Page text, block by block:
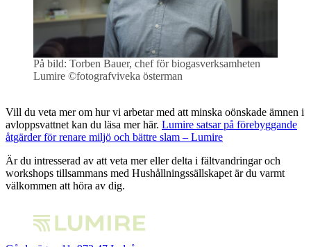
På bild: Torben Bauer, chef för biogasverksamheten
Lumire ©fotografviveka österman
Vill du veta mer om hur vi arbetar med att minska oönskade ämnen i
avloppsvattnet kan du läsa mer här. Lumire satsar på förebyggande
åtgärder för renare miljö och bättre slam – Lumire
Är du intresserad av att veta mer eller delta i fältvandringar och
workshops tillsammans med Hushållningssällskapet är du varmt
välkommen att höra av dig.